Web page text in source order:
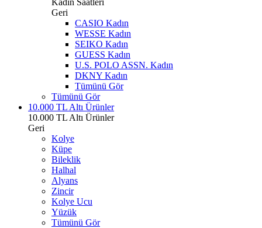
Kadın Saatleri
Geri
CASIO Kadın
WESSE Kadın
SEIKO Kadın
GUESS Kadın
U.S. POLO ASSN. Kadın
DKNY Kadın
Tümünü Gör
Tümünü Gör
10.000 TL Altı Ürünler
10.000 TL Altı Ürünler
Geri
Kolye
Küpe
Bileklik
Halhal
Alyans
Zincir
Kolye Ucu
Yüzük
Tümünü Gör